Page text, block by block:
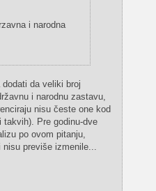
i narodna
da veliki broj
i narodnu zastavu,
nisu česte one kod
takvih). Pre godinu-dve
po ovom pitanju,
previše izmenile...